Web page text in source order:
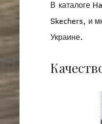
В каталоге
Skechers, и
Украине.